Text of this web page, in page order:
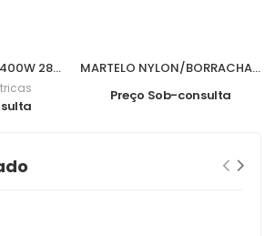
REBARBADORA 125-1400W 2800-11000Rpm 9565CVR
MARTELO NYLON/BORRACHA 840grs M07016
Preço Sob-consulta